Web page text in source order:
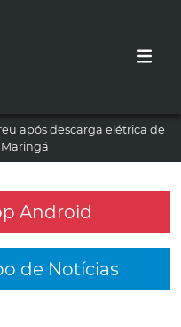
após descarga elétrica de
Maringá
Android
de Notícias